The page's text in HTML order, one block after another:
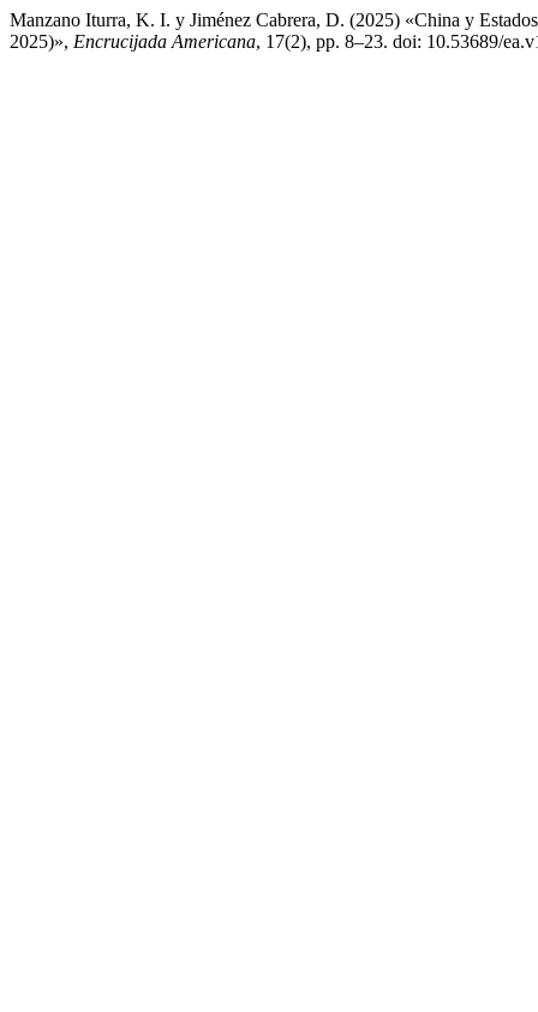
Manzano Iturra, K. I. y Jiménez Cabrera, D. (2025) «China y
2025)», Encrucijada Americana, 17(2), pp. 8–23. doi: 10.53689/